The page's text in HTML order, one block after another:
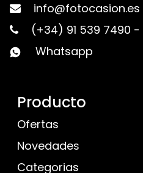
info@fotocasion.es
(+34) 91 539 7490 -
Whatsapp
Producto
Ofertas
Novedades
Categorias